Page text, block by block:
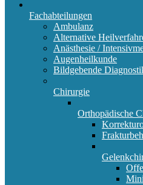
Fachabteilungen
Ambulanz
Alternative
Anästhesie /
Augenheilkunde
Bildgebende
Chirurgie
Orthopädische